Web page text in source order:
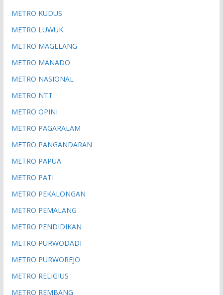
METRO KUDUS
METRO LUWUK
METRO MAGELANG
METRO MANADO
METRO NASIONAL
METRO NTT
METRO OPINI
METRO PAGARALAM
METRO PANGANDARAN
METRO PAPUA
METRO PATI
METRO PEKALONGAN
METRO PEMALANG
METRO PENDIDIKAN
METRO PURWODADI
METRO PURWOREJO
METRO RELIGIUS
METRO REMBANG